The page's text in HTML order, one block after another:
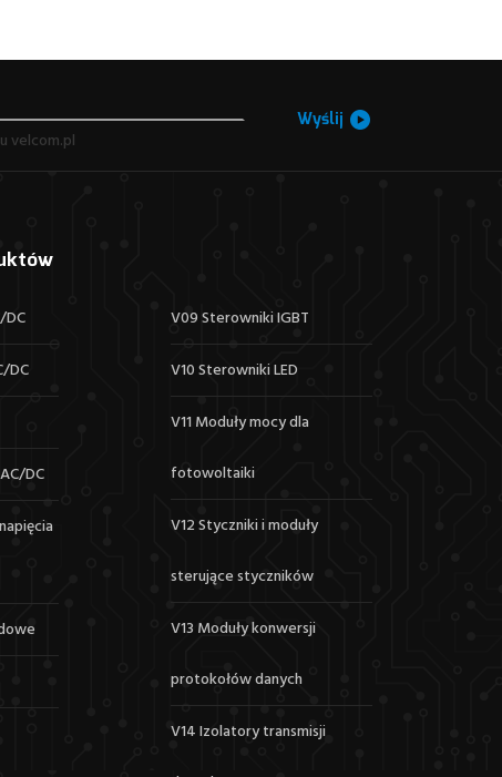
Wyślij
velcom.pl
DC
DC
V09 Sterowniki IGBT
V10 Sterowniki LED
V11 Moduły mocy dla
fotowoltaiki
V12 Styczniki i moduły
sterujące styczników
V13 Moduły konwersji
protokołów danych
V14 Izolatory transmisji